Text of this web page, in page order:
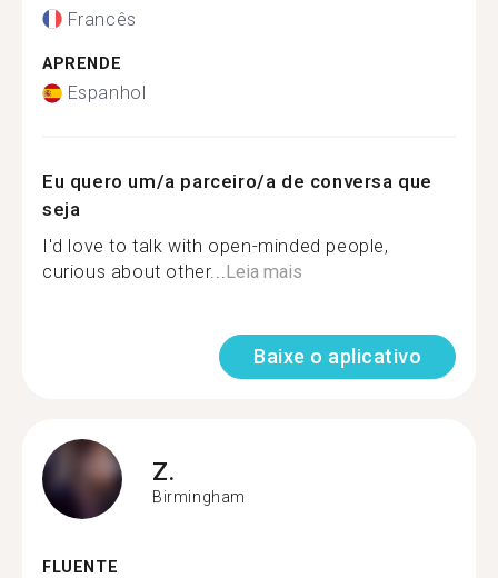
Francês
APRENDE
Espanhol
Eu quero um/a parceiro/a de conversa que
seja
I'd love to talk with open-minded people,
curious about other...Leia mais
Baixe o aplicativo
Z.
Birmingham
FLUENTE